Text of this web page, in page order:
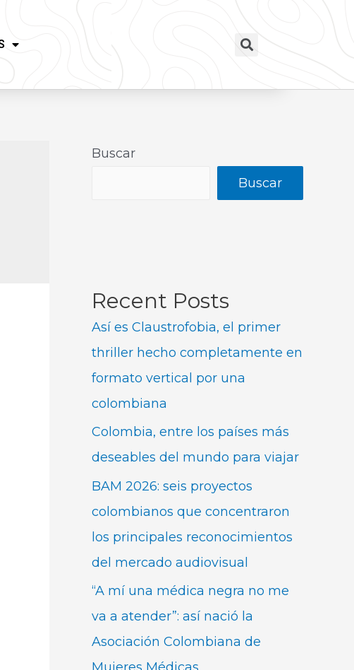
Buscar
Buscar
Recent Posts
Así es Claustrofobia, el primer
thriller hecho completamente en
formato vertical por una
colombiana
Colombia, entre los países más
deseables del mundo para viajar
BAM 2026: seis proyectos
colombianos que concentraron
los principales reconocimientos
del mercado audiovisual
“A mí una médica negra no me
va a atender”: así nació la
Asociación Colombiana de